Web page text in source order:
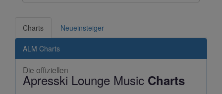
Charts Neueinsteiger
ALM Charts
Die offiziellen
Apresski Lounge Music Charts